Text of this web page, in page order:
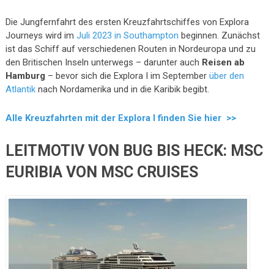
Die Jungfernfahrt des ersten Kreuzfahrtschiffes von Explora
Journeys wird im Juli 2023 in Southampton beginnen. Zunächst
ist das Schiff auf verschiedenen Routen in Nordeuropa und zu
den Britischen Inseln unterwegs – darunter auch Reisen ab
Hamburg – bevor sich die Explora I im September über den
Atlantiknach Nordamerika und in die Karibik begibt.
Alle Kreuzfahrten mit der Explora I finden Sie hier >>
LEITMOTIV VON BUG BIS HECK: MSC
EURIBIA VON MSC CRUISES